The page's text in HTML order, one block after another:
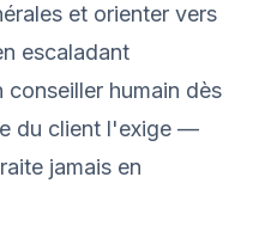
et orienter vers
escaladant
humain dès
du client l'exige —
jamais en